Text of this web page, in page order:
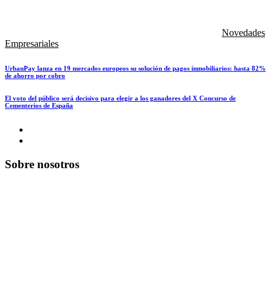
Novedades
Empresariales
UrbanPay lanza en 19 mercados europeos su solución de pagos inmobiliarios: hasta 82%
de ahorro por cobro
El voto del público será decisivo para elegir a los ganadores del X Concurso de
Cementerios de España
Sobre nosotros